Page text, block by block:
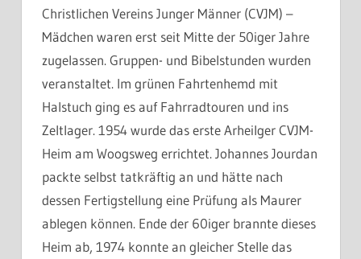
Christlichen Vereins Junger Männer (CVJM) –
Mädchen waren erst seit Mitte der 50iger Jahre
zugelassen. Gruppen- und Bibelstunden wurden
veranstaltet. Im grünen Fahrtenhemd mit
Halstuch ging es auf Fahrradtouren und ins
Zeltlager. 1954 wurde das erste Arheilger CVJM-
Heim am Woogsweg errichtet. Johannes Jourdan
packte selbst tatkräftig an und hätte nach
dessen Fertigstellung eine Prüfung als Maurer
ablegen können. Ende der 60iger brannte dieses
Heim ab, 1974 konnte an gleicher Stelle das